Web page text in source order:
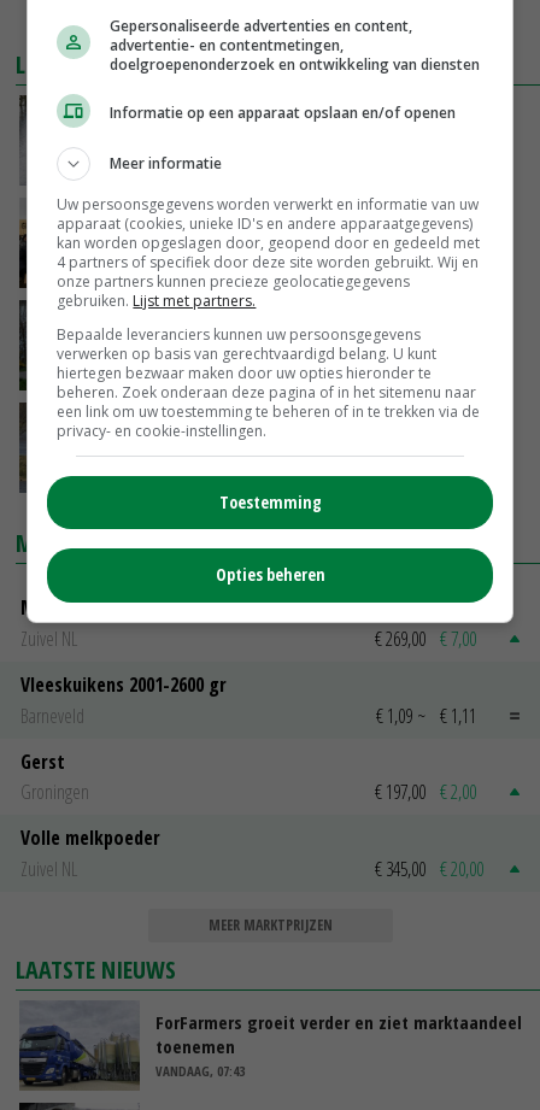
LEES OOK
Rivierengebied veiliger dankzij
24-03-2018
Onzekerheid geul bij Varik nog niet voorbij
23-02-2018
Negatief advies over watergeul Varik
20-02-2018
Waterschappen zetten zich schrap
09-01-2018
MARKTPRIJZEN
Magere melkpoeder
Zuivel NL
€ 269,00 € 7,00
Vleeskuikens 2001-2600 gr
Barneveld
€ 1,09 ~ € 1,11
Gerst
Groningen
€ 197,00 € 2,00
Volle melkpoeder
Zuivel NL
€ 345,00 € 20,00
MEER MARKTPRIJZEN
LAATSTE NIEUWS
ForFarmers groeit verder en ziet marktaandeel
toenemen
VANDAAG, 07:43
Gepersonaliseerde advertenties en content,
advertentie- en contentmetingen,
doelgroepenonderzoek en ontwikkeling van diensten
Informatie op een apparaat opslaan en/of openen
Meer informatie
Uw persoonsgegevens worden verwerkt en informatie van uw
apparaat (cookies, unieke ID's en andere apparaatgegevens)
kan worden opgeslagen door, geopend door en gedeeld met
4 partners of specifiek door deze site worden gebruikt. Wij en
onze partners kunnen precieze geolocatiegegevens
gebruiken. Lijst met partners.
Bepaalde leveranciers kunnen uw persoonsgegevens
verwerken op basis van gerechtvaardigd belang. U kunt
hiertegen bezwaar maken door uw opties hieronder te
beheren. Zoek onderaan deze pagina of in het sitemenu naar
een link om uw toestemming te beheren of in te trekken via de
privacy- en cookie-instellingen.
Toestemming
Opties beheren